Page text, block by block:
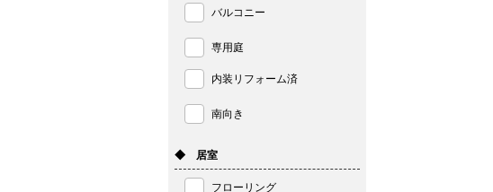
バルコニー
専用庭
内装リフォーム済
南向き
◆ 居室
フローリング